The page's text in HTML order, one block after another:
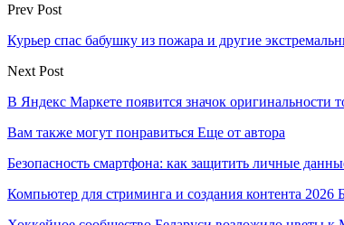
Prev Post
Курьер спас бабушку из пожара и другие
Next Post
В Яндекс Маркете появится значок оригинальности
Вам также могут понравиться Еще от автора
Безопасность смартфона: как защитить личные
Компьютер для стриминга и создания контента 2026